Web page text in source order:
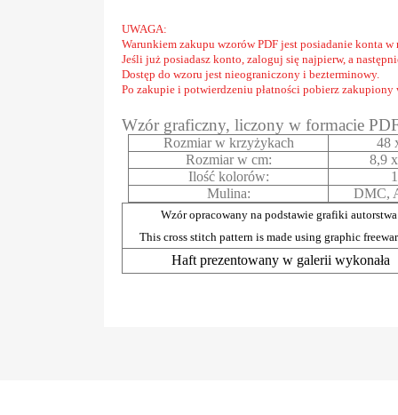
UWAGA:
Warunkiem zakupu wzorów PDF jest posiadanie konta w
Jeśli już posiadasz konto, zaloguj się najpierw, a
Dostęp do wzoru jest nieograniczony i bezterminowy.
Po zakupie i potwierdzeniu płatności pobierz zakupiony
Wzór graficzny, liczony w formacie
Rozmiar w krzyżykach
48
Rozmiar w cm:
8,9
Ilość kolorów:
Mulina:
DMC,
Wzór opracowany na podstawie grafiki
This cross stitch pattern is made using graphic
Haft prezentowany w galerii wykonała